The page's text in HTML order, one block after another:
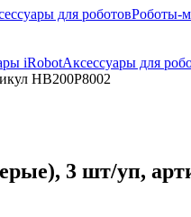
для роботовРоботы-
iRobotАксессуары для
HB200P8002
3 шт/уп,